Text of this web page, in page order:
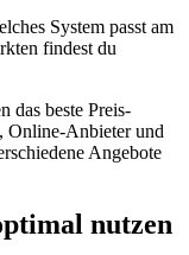
System passt am
findest du
das beste Preis-
Online-Anbieter und
Angebote
nutzen